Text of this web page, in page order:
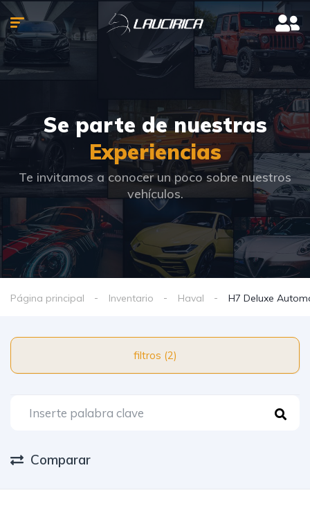
Se parte de nuestras
Experiencias
Te invitamos a conocer un poco sobre nuestros
vehículos.
Página principal Inventario Haval H7 Deluxe
filtros (2)
Comparar